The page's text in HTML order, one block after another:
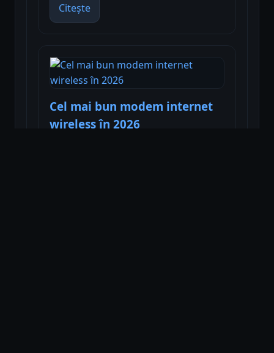
Citește
Cel mai bun modem internet
wireless în 2026